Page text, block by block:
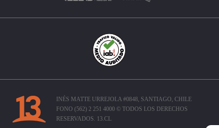
INÉS MATTE URREJOLA #0848, SANTIAGO, CHILE
FONO (562) 2 251 4000 © TODOS LOS DERECHOS
RESERVADOS. 13.CL